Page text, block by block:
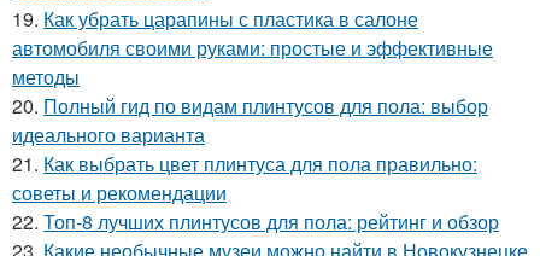
19. Как убрать царапины с пластика в салоне
автомобиля своими руками: простые и эффективные
методы
20. Полный гид по видам плинтусов для пола: выбор
идеального варианта
21. Как выбрать цвет плинтуса для пола правильно:
советы и рекомендации
22. Топ-8 лучших плинтусов для пола: рейтинг и обзор
23. Какие необычные музеи можно найти в Новокузнецке